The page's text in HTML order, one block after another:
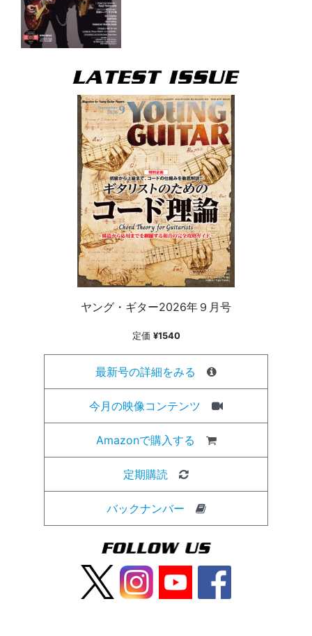
ヤング・ギター2026年９月号
定価 ¥1540
最新号の詳細をみる
今月の映像コンテンツ
Amazonで購入する
定期購読
バックナンバー